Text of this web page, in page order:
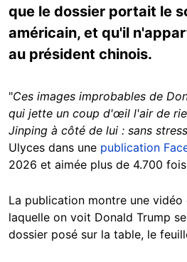
que le dossier portait le
américain, et qu'il
au président chinois.
"Ces images improbables de
qui jette un coup d'œil l'air de
Jinping à côté de lui : sans stress
Ulyces dans une publication
2026 et aimée plus de 4.700
La publication montre une vidéo
laquelle on voit Donald Trump
dossier posé sur la table, le